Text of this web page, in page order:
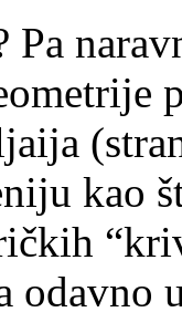
Pa
kao
odavno